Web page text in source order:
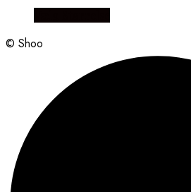
© Shoo